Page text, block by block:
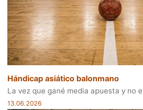
Hándicap asiático balonmano
La vez que gané media apuesta y no
13.06.2026